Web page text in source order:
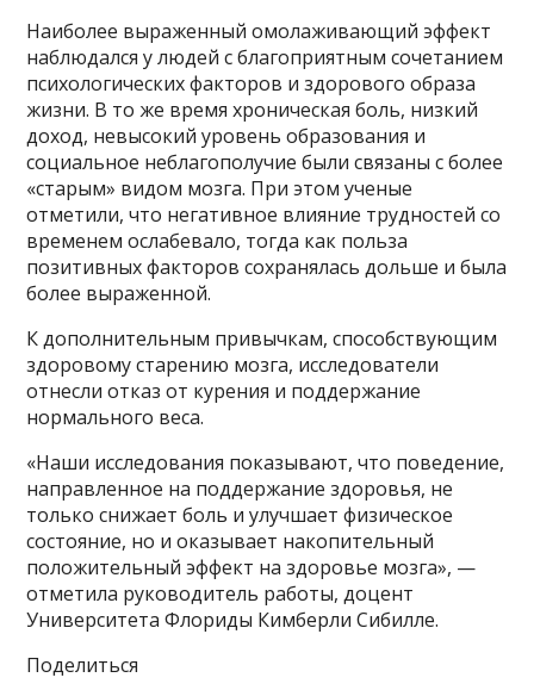
Наиболее выраженный омолаживающий эффект
наблюдался у людей с благоприятным сочетанием
психологических факторов и здорового образа
жизни. В то же время хроническая боль, низкий
доход, невысокий уровень образования и
социальное неблагополучие были связаны с более
«старым» видом мозга. При этом ученые
отметили, что негативное влияние трудностей со
временем ослабевало, тогда как польза
позитивных факторов сохранялась дольше и была
более выраженной.
К дополнительным привычкам, способствующим
здоровому старению мозга, исследователи
отнесли отказ от курения и поддержание
нормального веса.
«Наши исследования показывают, что поведение,
направленное на поддержание здоровья, не
только снижает боль и улучшает физическое
состояние, но и оказывает накопительный
положительный эффект на здоровье мозга», —
отметила руководитель работы, доцент
Университета Флориды Кимберли Сибилле.
Поделиться